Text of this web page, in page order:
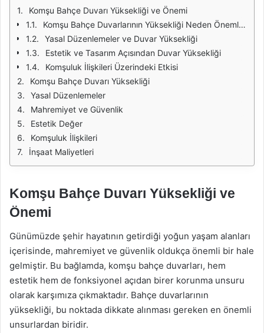
Komşu Bahçe Duvarı Yüksekliği ve Önemi
Komşu Bahçe Duvarlarının Yüksekliği Neden Önemlidir?
Yasal Düzenlemeler ve Duvar Yüksekliği
Estetik ve Tasarım Açısından Duvar Yüksekliği
Komşuluk İlişkileri Üzerindeki Etkisi
Komşu Bahçe Duvarı Yüksekliği
Yasal Düzenlemeler
Mahremiyet ve Güvenlik
Estetik Değer
Komşuluk İlişkileri
İnşaat Maliyetleri
Komşu Bahçe Duvarı Yüksekliği ve
Önemi
Günümüzde şehir hayatının getirdiği yoğun yaşam alanları
içerisinde, mahremiyet ve güvenlik oldukça önemli bir hale
gelmiştir. Bu bağlamda, komşu bahçe duvarları, hem
estetik hem de fonksiyonel açıdan birer korunma unsuru
olarak karşımıza çıkmaktadır. Bahçe duvarlarının
yüksekliği, bu noktada dikkate alınması gereken en önemli
unsurlardan biridir.